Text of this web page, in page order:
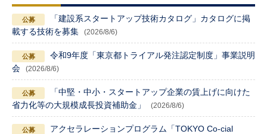
「建設系スタートアップ技術カタログ」カタログに掲
載する技術を募集
(2026/8/6)
令和9年度「東京都トライアル発注認定制度」事業説明
会
(2026/8/6)
「中堅・中小・スタートアップ企業の賃上げに向けた
省力化等の大規模成長投資補助金」
(2026/8/6)
アクセラレーションプログラム「TOKYO Co-cial